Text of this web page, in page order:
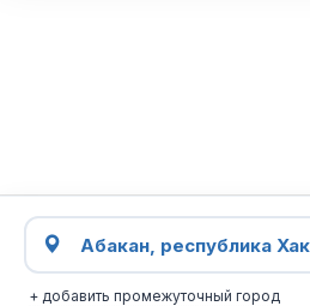
+ добавить промежуточный город